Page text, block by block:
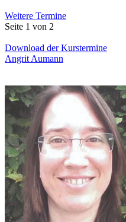
Weitere Termine
Seite 1 von 2
Download der Kurstermine
Angrit Aumann